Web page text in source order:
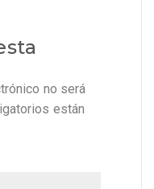
no será
están